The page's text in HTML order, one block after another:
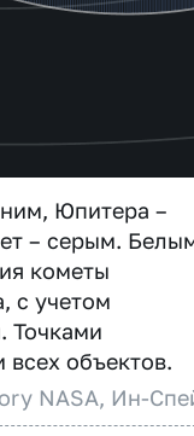
Юпитера –
– серым.
кометы
с учетом
Точками
объектов.
NASA, Ин-